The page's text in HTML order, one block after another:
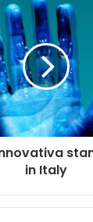
in Italy